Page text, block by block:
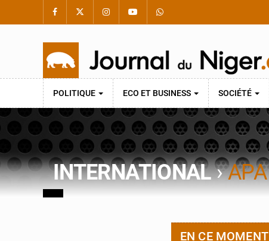
POLITIQUE ECO ET BUSINESS SOCIÉTÉ
INTERNATIONAL›APA
EN CE MOMENT